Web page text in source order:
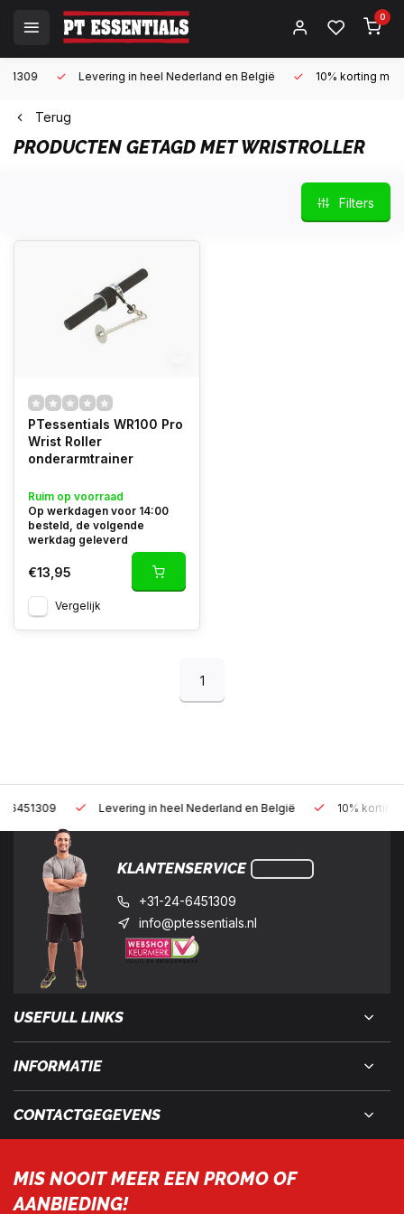
0
Levering in heel Nederland en België 10% korting met een
Terug
PRODUCTEN GETAGD MET WRISTROLLER
Filters
PTessentials WR100 Pro
Wrist Roller
onderarmtrainer
Ruim op voorraad
Op werkdagen voor 14:00
besteld, de volgende
werkdag geleverd
€13,95
Vergelijk
1
Levering in heel Nederland en België 10% korting met een
KLANTENSERVICE
+31-24-6451309
info@ptessentials.nl
USEFULL LINKS
INFORMATIE
CONTACTGEGEVENS
MIS NOOIT MEER EEN PROMO OF
AANBIEDING!